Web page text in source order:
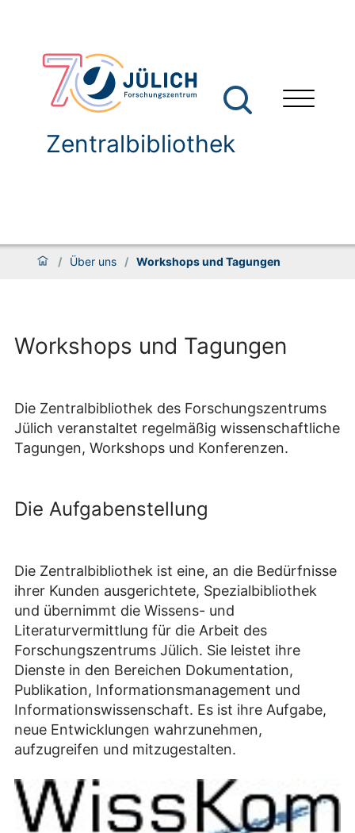
Zentralbibliothek
/ Über uns / Workshops und Tagungen
Workshops und Tagungen
Die Zentralbibliothek des Forschungszentrums
Jülich veranstaltet regelmäßig wissenschaftliche
Tagungen, Workshops und Konferenzen.
Die Aufgabenstellung
Die Zentralbibliothek ist eine, an die Bedürfnisse
ihrer Kunden ausgerichtete, Spezialbibliothek
und übernimmt die Wissens- und
Literaturvermittlung für die Arbeit des
Forschungszentrums Jülich. Sie leistet ihre
Dienste in den Bereichen Dokumentation,
Publikation, Informationsmanagement und
Informationswissenschaft. Es ist ihre Aufgabe,
neue Entwicklungen wahrzunehmen,
aufzugreifen und mitzugestalten.